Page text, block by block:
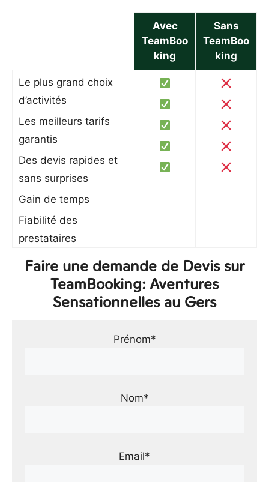
Avec
TeamBoo
king
Sans
TeamBoo
king
Le plus grand choix
d’activités
Les meilleurs tarifs
garantis
Des devis rapides et
sans surprises
Gain de temps
Fiabilité des
prestataires
Faire une demande de Devis sur
TeamBooking: Aventures
Sensationnelles au Gers
Prénom*
Nom*
Email*